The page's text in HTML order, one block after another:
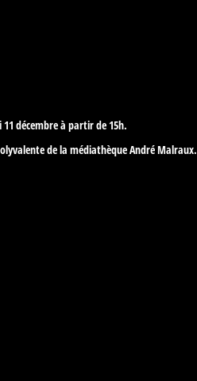
décembre à partir de 15h.
de la médiathèque André Malraux.